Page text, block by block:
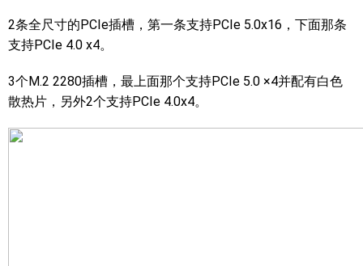
2条全尺寸的PCIe插槽，第一条支持PCIe 5.0x16，下面那条
支持PCIe 4.0 x4。
3个M.2 2280插槽，最上面那个支持PCIe 5.0 ×4并配有白色
散热片，另外2个支持PCIe 4.0x4。